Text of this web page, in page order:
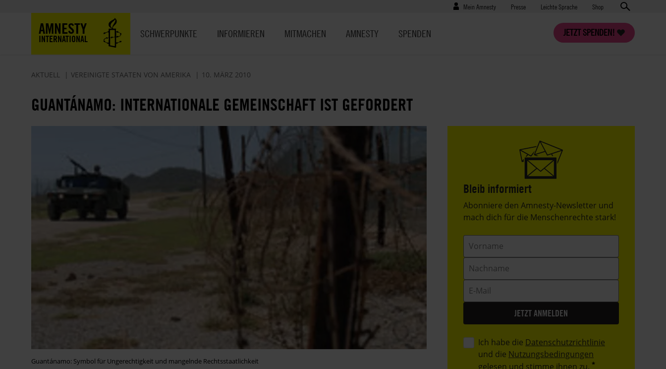
Benutzermenü
Mein Amnesty Presse
Presse Leichte Sprache Shop
AMNESTY
INTERNATIONAL
JETZT SPENDEN!
SCHWERPUNKTE INFORMIEREN MITMACHEN AMNESTY SPENDEN
AKTUELL VEREINIGTE STAATEN VON AMERIKA 10. MÄRZ 2010
GUANTÁNAMO: INTERNATIONALE GEMEINSCHAFT IST GEFORDERT
Guantánamo: Symbol für Ungerechtigkeit und mangelnde Rechtsstaatlichkeit
Bleib informiert
Header
Text
Abonniere den Amnesty-Newsletter und
mach dich für die Menschenrechte stark!
Vorname
Nachname
E-
Mail
Ich habe die Datenschutzrichtlinie
und die Nutzungsbedingungen
gelesen und stimme ihnen zu.